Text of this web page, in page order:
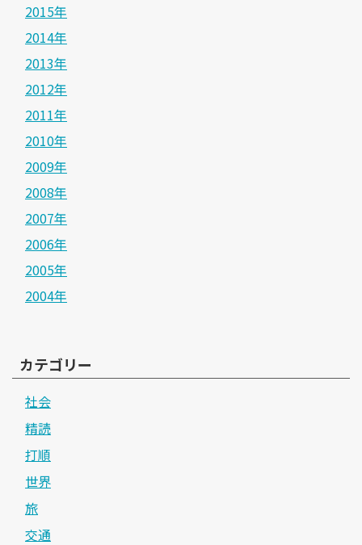
2015年
2014年
2013年
2012年
2011年
2010年
2009年
2008年
2007年
2006年
2005年
2004年
カテゴリー
社会
精読
打順
世界
旅
交通